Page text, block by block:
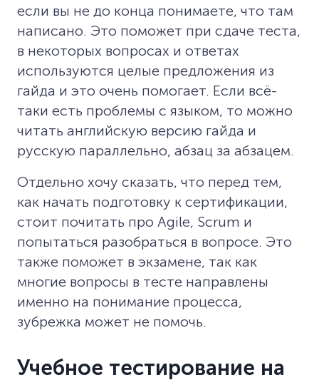
если вы не до конца понимаете, что там
написано. Это поможет при сдаче теста,
в некоторых вопросах и ответах
используются целые предложения из
гайда и это очень помогает. Если всё-
таки есть проблемы с языком, то можно
читать английскую версию гайда и
русскую параллельно, абзац за абзацем.
Отдельно хочу сказать, что перед тем,
как начать подготовку к сертификации,
стоит почитать про Agile, Scrum и
попытаться разобраться в вопросе. Это
также поможет в экзамене, так как
многие вопросы в тесте направлены
именно на понимание процесса,
зубрежка может не помочь.
Учебное тестирование на